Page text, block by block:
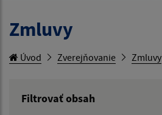
Zmluvy
Úvod Zverejňovanie Zmluvy
Filtrovať obsah